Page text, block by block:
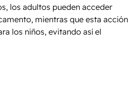
los adultos pueden acceder
mientras que esta acción
los niños, evitando así el